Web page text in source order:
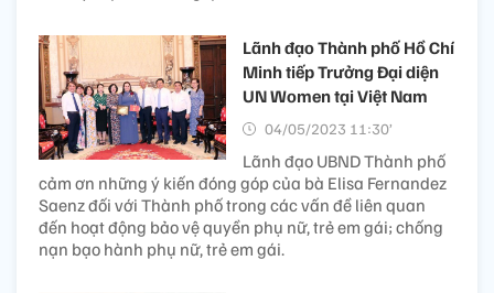
Lãnh đạo Thành phố Hồ Chí
Minh tiếp Trưởng Đại diện
UN Women tại Việt Nam
04/05/2023 11:30’
Lãnh đạo UBND Thành phố
cảm ơn những ý kiến đóng góp của bà Elisa Fernandez
Saenz đối với Thành phố trong các vấn đề liên quan
đến hoạt động bảo vệ quyền phụ nữ, trẻ em gái; chống
nạn bạo hành phụ nữ, trẻ em gái.